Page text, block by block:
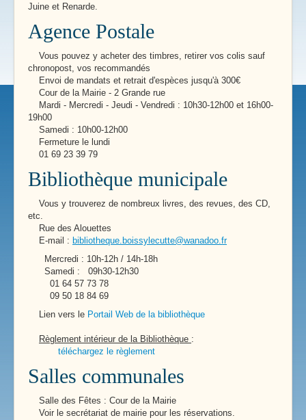
Juine et Renarde.
Agence Postale
Vous pouvez y acheter des timbres, retirer vos colis sauf
chronopost, vos recommandés
Envoi de mandats et retrait d'espèces jusqu'à 300€
Cour de la Mairie - 2 Grande rue
Mardi - Mercredi - Jeudi - Vendredi : 10h30-12h00 et 16h00-
19h00
Samedi : 10h00-12h00
Fermeture le lundi
01 69 23 39 79
Bibliothèque municipale
Vous y trouverez de nombreux livres, des revues, des CD,
etc.
Rue des Alouettes
E-mail : bibliotheque.boissylecutte@wanadoo.fr
Mercredi : 10h-12h / 14h-18h
Samedi : 09h30-12h30
01 64 57 73 78
09 50 18 84 69
Lien vers le Portail Web de la bibliothèque
Règlement intérieur de la Bibliothèque :
téléchargez le règlement
Salles communales
Salle des Fêtes : Cour de la Mairie
Voir le secrétariat de mairie pour les réservations.